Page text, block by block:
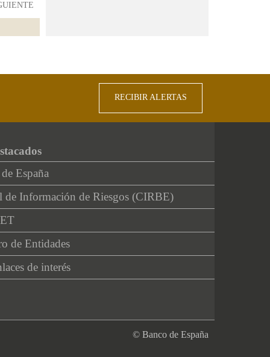
RECIBIR ALERTAS
España
de Información de Riesgos (CIRBE)
de Entidades
de interés
© Banco de España